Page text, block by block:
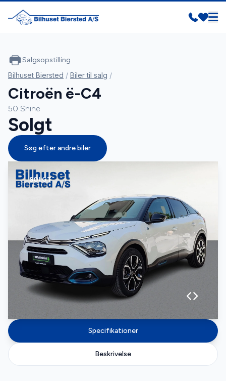
SOLGT
Specifikationer
Beskrivelse
Salgsopstilling
Bilhuset Biersted / Biler til salg /
Citroën ë-C4
50 Shine
Solgt
Søg efter andre biler